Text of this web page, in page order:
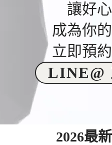
讓好
成為你
立即預
LINE@
2026最